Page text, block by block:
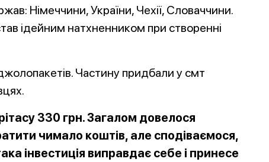
Німеччини, України, Чехії, Словаччини.
ідейним натхненником при створенні
Частину придбали у смт
330 грн. Загалом довелося
чимало коштів, але сподіваємося,
інвестиція виправдає себе і принесе